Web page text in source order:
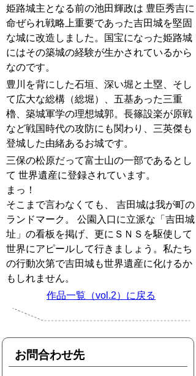
姫路城主となる前の池田輝政は 豊臣秀吉に
命ぜられ戦略上重要であった吉田城を堅固
な城に改造しました。国宝になった姫路城
にはその築城の経験が生かされているから
なのです。
豊川を背にした石垣、深い堀と土塁、そし
て広大な総構（総堀）、五基あった三重
櫓、築城軍学の理想城郭。長篠設楽が原戦
など戦国時代の攻防にも関わり、三英傑も
登城した由緒あるお城です。
三保の松原だって富士山の一部であるとし
て 世界遺産に登録されています。
まっ！
そこまで言わなくても、 吉田城は我が町の
ランドマーク。 公園入口に立派な「吉田城
址」の看板を掲げ、更にＳＮＳを駆使して
世界にアピールして行きましょう。私たち
の行動次第で吉田城も世界遺産に化けるか
もしれません。
作品一覧（vol.2）に戻る
お問合わせ先